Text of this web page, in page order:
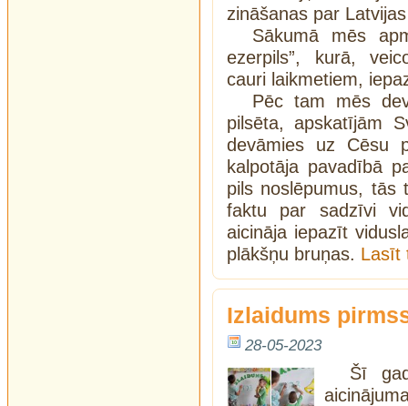
zināšanas par
Sākumā mēs
ezerpils”, kurā,
cauri laikmetiem,
Pēc tam mēs
pilsēta, apskatījām
devāmies uz Cēsu
kalpotāja pavadībā
pils noslēpumus, tās
faktu par sadzīvi
aicināja iepazīt
plākšņu bruņas. Lasīt
Izlaidums
28-05-2023
Šī